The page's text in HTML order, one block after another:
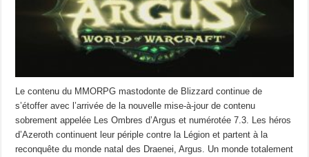
Le contenu du MMORPG mastodonte de Blizzard continue de
s’étoffer avec l’arrivée de la nouvelle mise-à-jour de contenu
sobrement appelée Les Ombres d’Argus et numérotée 7.3. Les héros
d’Azeroth continuent leur périple contre la Légion et partent à la
reconquête du monde natal des Draenei, Argus. Un monde totalement